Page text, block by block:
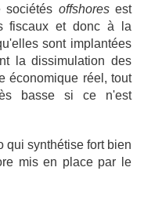
offshoresest
fiscaux et donc à la
sont implantées
la dissimulation des
économique réel, tout
basse si ce n'est
qui synthétise fort bien
mis en place par le